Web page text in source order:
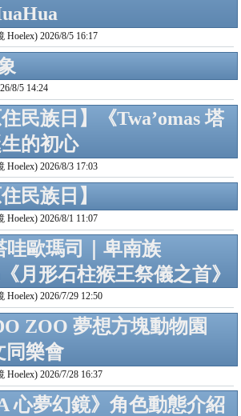
Hoelex) 2026/8/5 16:17
8/5 14:24
民族日】《Twa’omas 塔
的初心
Hoelex) 2026/8/3 17:03
民族日】
Hoelex) 2026/8/1 11:07
哇歐瑪司｜卑南族
月形石柱猴王祭儀之首》
Hoelex) 2026/7/29 12:50
ZOO 夢想方塊動物園
同樂會
Hoelex) 2026/7/28 16:37
心夢幻鏡》角色動態介紹